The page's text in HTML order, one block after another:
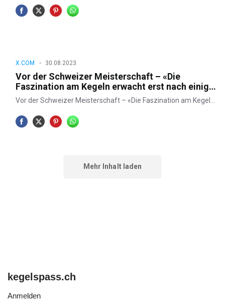
kegelspass.ch
Anmelden